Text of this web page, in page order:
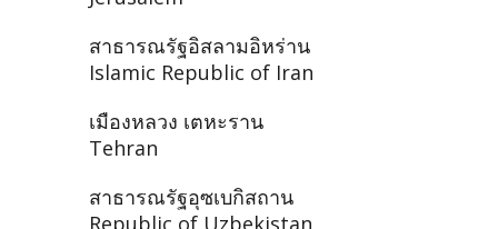
สาธารณรัฐอิสลามอิหร่าน
Islamic Republic of Iran
เมืองหลวง เตหะราน
Tehran
สาธารณรัฐอุซเบกิสถาน